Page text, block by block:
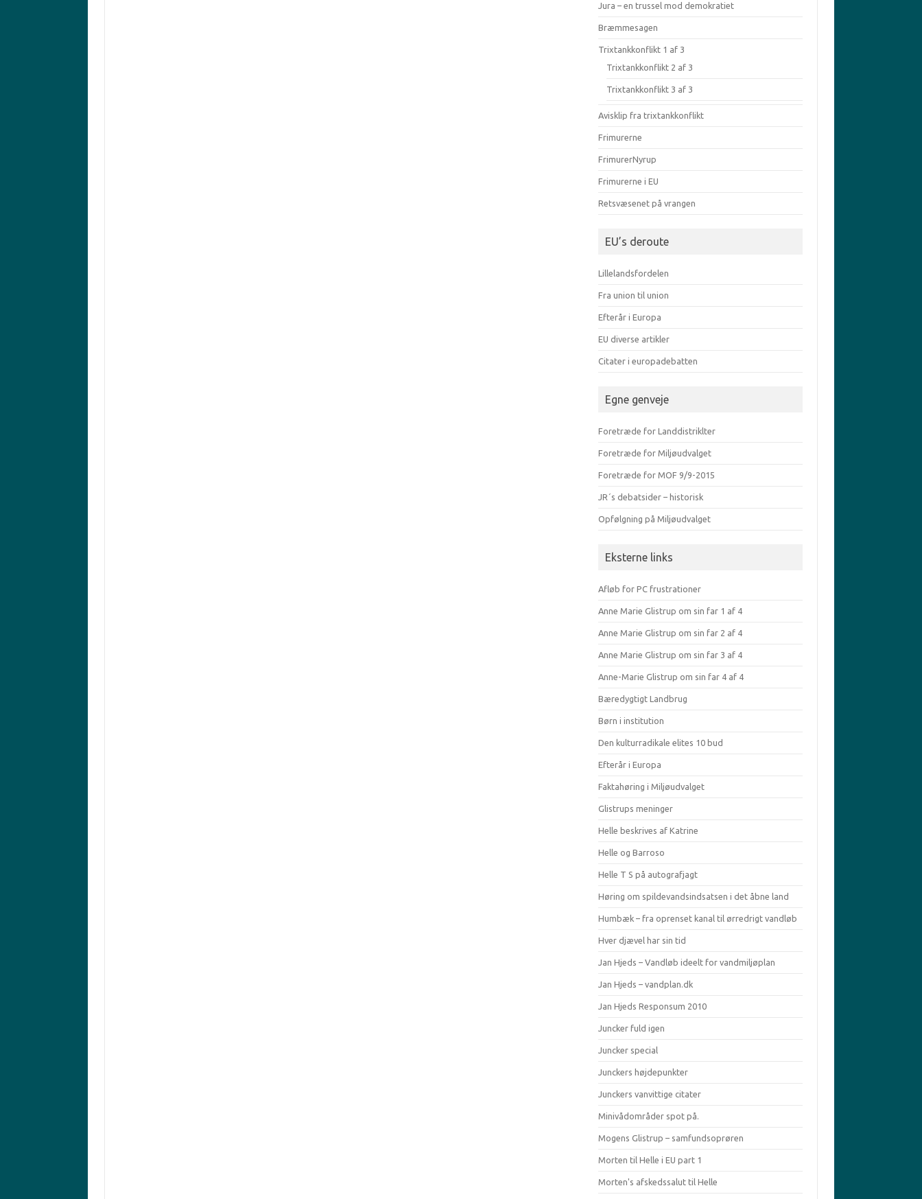
Jura – en trussel mod demokratiet
Bræmmesagen
Trixtankkonflikt 1 af 3
Trixtankkonflikt 2 af 3
Trixtankkonflikt 3 af 3
Avisklip fra trixtankkonflikt
Frimurerne
FrimurerNyrup
Frimurerne i EU
Retsvæsenet på vrangen
EU’s deroute
Lillelandsfordelen
Fra union til union
Efterår i Europa
EU diverse artikler
Citater i europadebatten
Egne genveje
Foretræde for Landdistriklter
Foretræde for Miljøudvalget
Foretræde for MOF 9/9-2015
JR´s debatsider – historisk
Opfølgning på Miljøudvalget
Eksterne links
Afløb for PC frustrationer
Anne Marie Glistrup om sin far 1 af 4
Anne Marie Glistrup om sin far 2 af 4
Anne Marie Glistrup om sin far 3 af 4
Anne-Marie Glistrup om sin far 4 af 4
Bæredygtigt Landbrug
Børn i institution
Den kulturradikale elites 10 bud
Efterår i Europa
Faktahøring i Miljøudvalget
Glistrups meninger
Helle beskrives af Katrine
Helle og Barroso
Helle T S på autografjagt
Høring om spildevandsindsatsen i det åbne land
Humbæk – fra oprenset kanal til ørredrigt vandløb
Hver djævel har sin tid
Jan Hjeds – Vandløb ideelt for vandmiljøplan
Jan Hjeds – vandplan.dk
Jan Hjeds Responsum 2010
Juncker fuld igen
Juncker special
Junckers højdepunkter
Junckers vanvittige citater
Minivådområder spot på.
Mogens Glistrup – samfundsoprøren
Morten til Helle i EU part 1
Morten's afskedssalut til Helle